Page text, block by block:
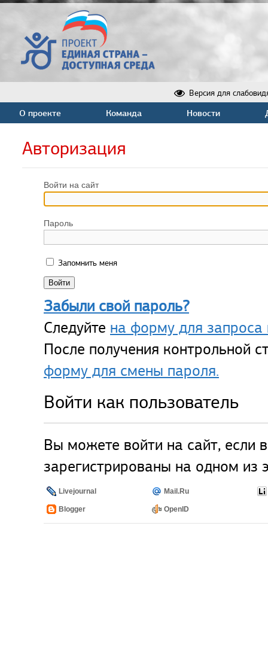
Версия для
О проекте Команда Новости
Авторизация
Войти на сайт
Пароль
Запомнить меня
Забыли свой пароль?
Следуйте на форму для запроса
После получения контрольной
форму для смены пароля.
Войти как пользователь
Вы можете войти на сайт, если
зарегистрированы на одном из
Livejournal Mail.Ru
Blogger OpenID